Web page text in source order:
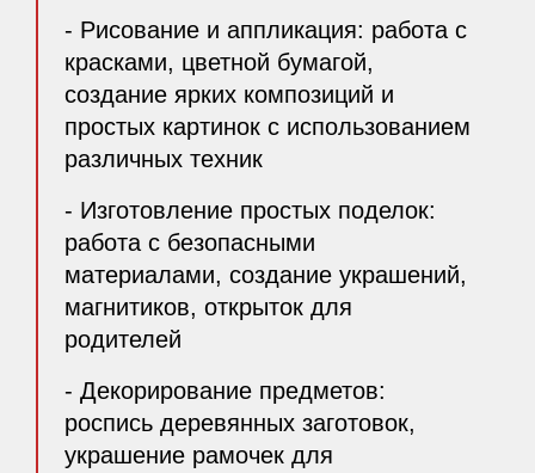
- Рисование и аппликация: работа с
красками, цветной бумагой,
создание ярких композиций и
простых картинок с использованием
различных техник
- Изготовление простых поделок:
работа с безопасными
материалами, создание украшений,
магнитиков, открыток для
родителей
- Декорирование предметов:
роспись деревянных заготовок,
украшение рамочек для